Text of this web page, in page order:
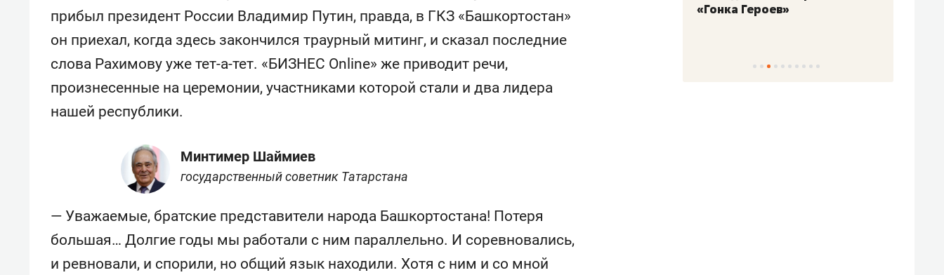
прибыл президент России Владимир Путин, правда, в ГКЗ «Башкортостан»
он приехал, когда здесь закончился траурный митинг, и сказал последние
слова Рахимову уже тет-а-тет. «БИЗНЕС Online» же приводит речи,
произнесенные на церемонии, участниками которой стали и два лидера
нашей республики.
Минтимер Шаймиев
государственный советник Татарстана
— Уважаемые, братские представители народа Башкортостана! Потеря
большая… Долгие годы мы работали с ним параллельно. И соревновались,
и ревновали, и спорили, но общий язык находили. Хотя с ним и со мной
антихрупких команд
«Гонка Героев»